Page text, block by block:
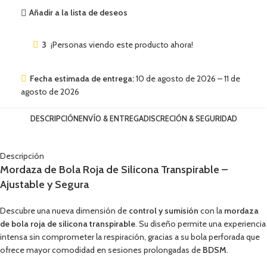
Añadir a la lista de deseos
3 ¡Personas viendo este producto ahora!
Fecha estimada de entrega:10 de agosto de 2026 – 11 de
agosto de 2026
DESCRIPCIÓNENVÍO & ENTREGADISCRECIÓN & SEGURIDAD
Descripción
Mordaza de Bola Roja de Silicona Transpirable –
Ajustable y Segura
Descubre una nueva dimensión de control y sumisión con la mordaza
de bola roja de silicona transpirable. Su diseño permite una experiencia
intensa sin comprometer la respiración, gracias a su bola perforada que
ofrece mayor comodidad en sesiones prolongadas de BDSM.